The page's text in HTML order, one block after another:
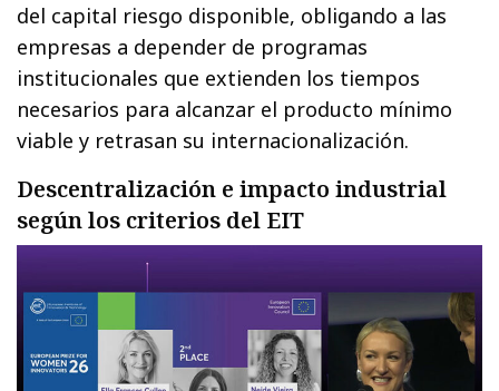
del capital riesgo disponible, obligando a las
empresas a depender de programas
institucionales que extienden los tiempos
necesarios para alcanzar el producto mínimo
viable y retrasan su internacionalización.
Descentralización e impacto industrial
según los criterios del EIT